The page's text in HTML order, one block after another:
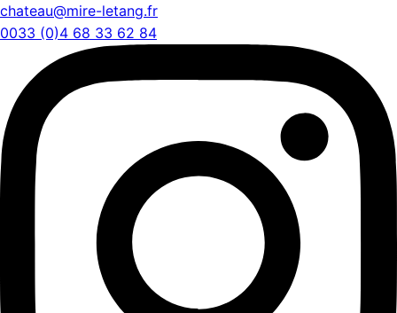
chateau@mire-letang.fr
0033 (0)4 68 33 62 84